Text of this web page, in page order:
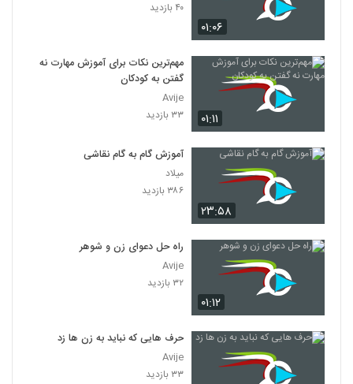
۰۱:۰۶
۴۰ بازدید
۰۱:۱۱
مهم‌ترین نکات برای آموزش مهارت نه
گفتن به کودکان
Avije
۳۳ بازدید
۲۳:۵۸
آموزش گام به گام نقاشی
میلاد
۳۸۶ بازدید
۰۱:۱۲
راه حل دعوای زن و شوهر
Avije
۳۲ بازدید
حرف هایی که نباید به زن ها زد
Avije
۳۳ بازدید